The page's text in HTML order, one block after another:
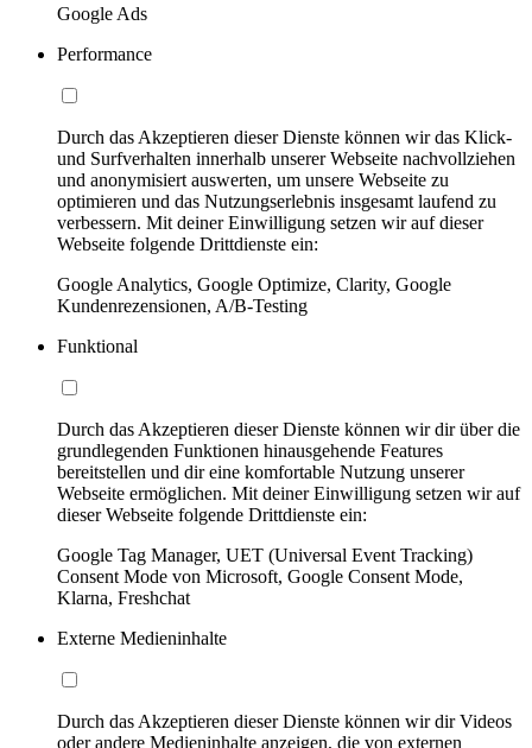
Google Ads
Performance
Durch das Akzeptieren dieser Dienste können wir das Klick-
und Surfverhalten innerhalb unserer Webseite nachvollziehen
und anonymisiert auswerten, um unsere Webseite zu
optimieren und das Nutzungserlebnis insgesamt laufend zu
verbessern. Mit deiner Einwilligung setzen wir auf dieser
Webseite folgende Drittdienste ein:
Google Analytics, Google Optimize, Clarity, Google
Kundenrezensionen, A/B-Testing
Funktional
Durch das Akzeptieren dieser Dienste können wir dir über die
grundlegenden Funktionen hinausgehende Features
bereitstellen und dir eine komfortable Nutzung unserer
Webseite ermöglichen. Mit deiner Einwilligung setzen wir auf
dieser Webseite folgende Drittdienste ein:
Google Tag Manager, UET (Universal Event Tracking)
Consent Mode von Microsoft, Google Consent Mode,
Klarna, Freshchat
Externe Medieninhalte
Durch das Akzeptieren dieser Dienste können wir dir Videos
oder andere Medieninhalte anzeigen, die von externen